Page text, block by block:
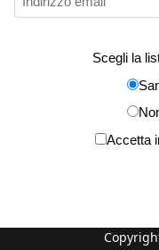
Scegli la
Accetta